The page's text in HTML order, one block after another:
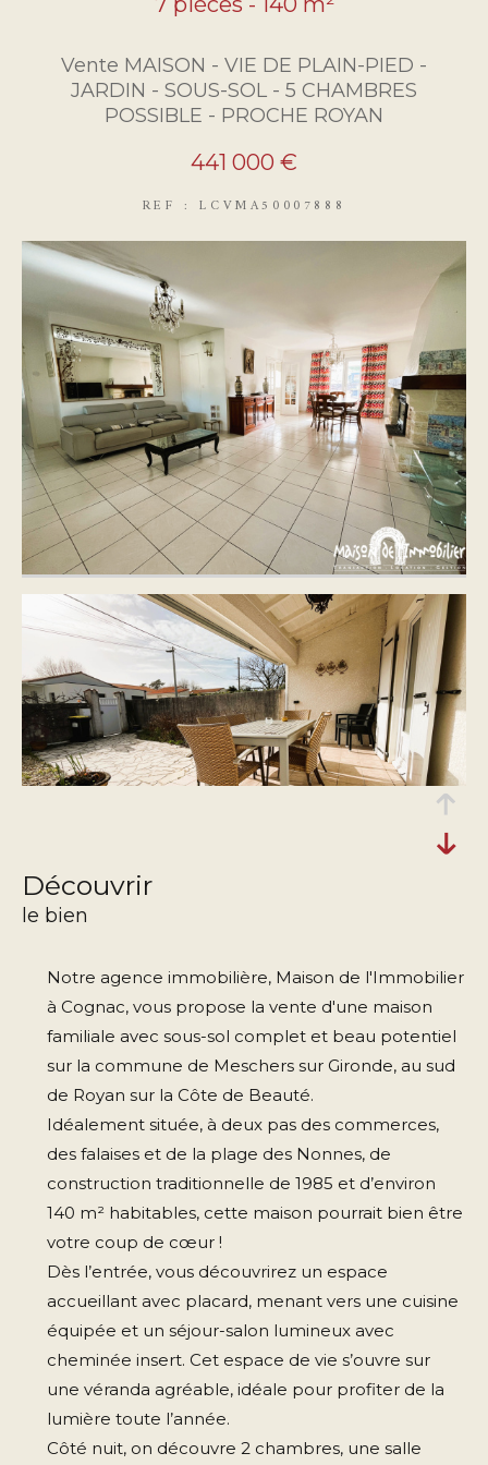
Vente MAISON - VIE DE PLAIN-PIED -
JARDIN - SOUS-SOL - 5 CHAMBRES
POSSIBLE - PROCHE ROYAN
441 000 €
REF : LCVMA50007888
découvrir
le bien
Notre agence immobilière, Maison de l'Immobilier
à Cognac, vous propose la vente d'une maison
familiale avec sous-sol complet et beau potentiel
sur la commune de Meschers sur Gironde, au sud
de Royan sur la Côte de Beauté.
Idéalement située, à deux pas des commerces,
des falaises et de la plage des Nonnes, de
construction traditionnelle de 1985 et d’environ
140 m² habitables, cette maison pourrait bien être
votre coup de cœur !
Dès l’entrée, vous découvrirez un espace
accueillant avec placard, menant vers une cuisine
équipée et un séjour-salon lumineux avec
cheminée insert. Cet espace de vie s’ouvre sur
une véranda agréable, idéale pour profiter de la
lumière toute l’année.
Côté nuit, on découvre 2 chambres, une salle